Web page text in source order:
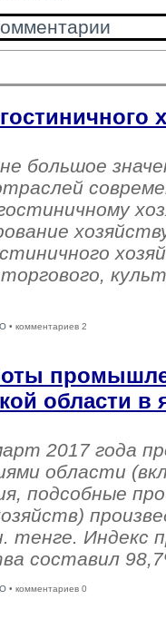
большое
• комментариев 2
области в
2017 года
области
подсобные
тенге. Индекс
составил
• комментариев 0